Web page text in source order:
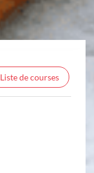
Liste de courses